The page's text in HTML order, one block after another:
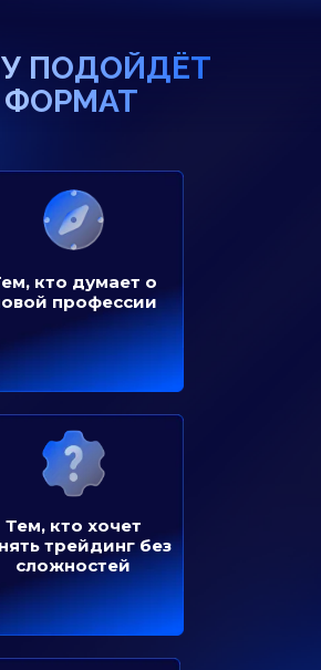
ПОДОЙДЁТ
ФОРМАТ
кто думает о
профессии
Тем, кто хочет
трейдинг без
сложностей